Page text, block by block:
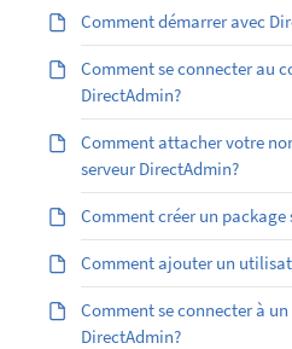
Comment démarrer avec
Comment se connecter au
DirectAdmin?
Comment attacher votre
serveur DirectAdmin?
Comment créer un package
Comment ajouter un
Comment se connecter à
DirectAdmin?